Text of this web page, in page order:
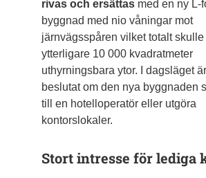
rivas och ersättasmed en ny L-
byggnad med nio våningar mot
järnvägsspåren vilket totalt skulle
ytterligare 10 000 kvadratmeter
uthyrningsbara ytor. I dagsläget
beslutat om den nya byggnaden
till en hotelloperatör eller utgöra
kontorslokaler.
Stort intresse för lediga